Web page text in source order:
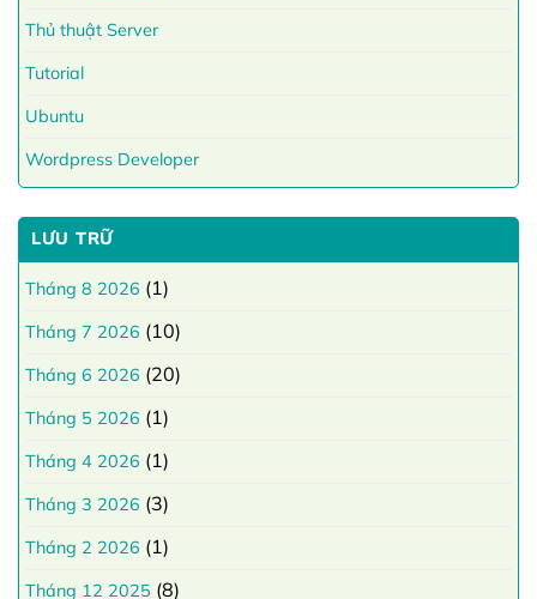
Thủ thuật Server
Tutorial
Ubuntu
Wordpress Developer
LƯU TRỮ
Tháng 8 2026 (1)
Tháng 7 2026 (10)
Tháng 6 2026 (20)
Tháng 5 2026 (1)
Tháng 4 2026 (1)
Tháng 3 2026 (3)
Tháng 2 2026 (1)
Tháng 12 2025 (8)